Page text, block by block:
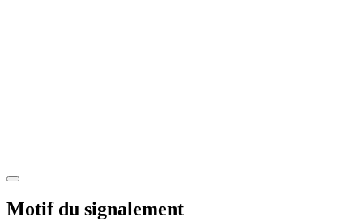
Motif du signalement